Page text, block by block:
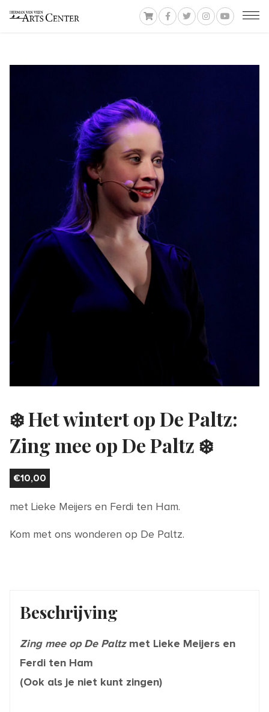
❄️ Het wintert op De Paltz:
Zing mee op De Paltz ❄️
€10,00
met Lieke Meijers en Ferdi ten Ham.
Kom met ons wonderen op De Paltz.
Beschrijving
Zing mee op De Paltzmet Lieke Meijers en
Ferdi ten Ham
(Ook als je niet kunt zingen)